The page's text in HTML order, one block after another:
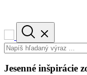
Jesenné inšpirácie